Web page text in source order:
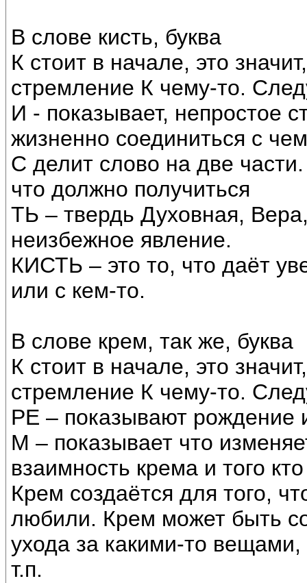
В слове кисть, буква
К стоит в начале, это
стремление К чему-то.
И - показывает, непростое
жизненно соединиться с
С делит слово на две
что должно получиться
ТЬ – твердь Духовная,
неизбежное явление.
КИСТЬ – это то, что даёт
или с кем-то.
В слове крем, так же, буква
К стоит в начале, это
стремление К чему-то.
РЕ – показывают рождение
М – показывает что
взаимность крема и того
Крем создаётся для того,
любили. Крем может быть
ухода за какими-то
т.п.